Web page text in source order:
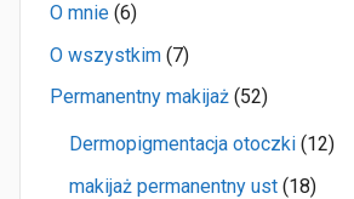
O mnie (6)
O wszystkim (7)
Permanentny makijaż (52)
Dermopigmentacja otoczki (12)
makijaż permanentny ust (18)